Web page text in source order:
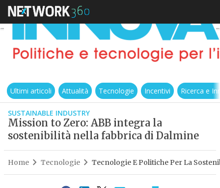
Ultimi articoli Attualità Tecnologie Incentivi Ricerca e
SUSTAINABLE INDUSTRY
Mission to Zero: ABB integra la
sostenibilità nella fabbrica di Dalmine
Home Tecnologie Tecnologie E Politiche Per La